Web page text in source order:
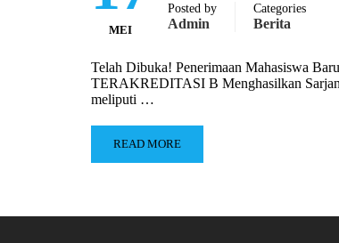
MEI
Posted by
Admin
Categories
Berita
Telah Dibuka! Penerimaan Mahasiswa
TERAKREDITASI B Menghasilkan
meliputi …
READ MORE